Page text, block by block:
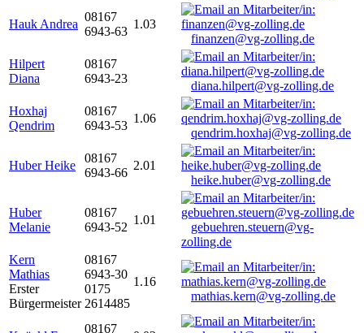
Hauk Andrea
08167
6943-63
1.03
finanzen@vg-zolling.de
Hilpert
Diana
08167
6943-23
diana.hilpert@vg-zolling.de
Hoxhaj
Qendrim
08167
6943-53
1.06
qendrim.hoxhaj@vg-zolling.de
Huber Heike
08167
6943-66
2.01
heike.huber@vg-zolling.de
Huber
Melanie
08167
6943-52
1.01
gebuehren.steuern@vg-
zolling.de
Kern
Mathias
Erster
Bürgermeister
08167
6943-30
0175
2614485
1.16
mathias.kern@vg-zolling.de
08167